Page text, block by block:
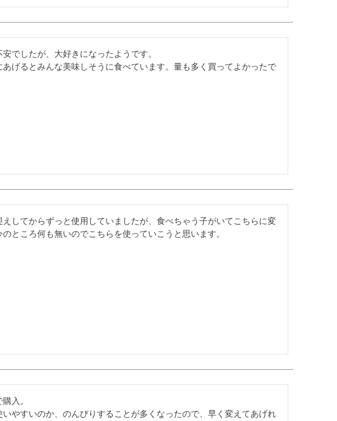
でしたが、大好きになったようです。
あげるとみんな美味しそうに食べています。量も多く買ってよかったで
してからずっと使用していましたが、食べちゃう子がいてこちらに変
ところ何も無いのでこちらを使っていこうと思います。
入。
やすいのか、のんびりすることが多くなったので、早く変えてあげれ